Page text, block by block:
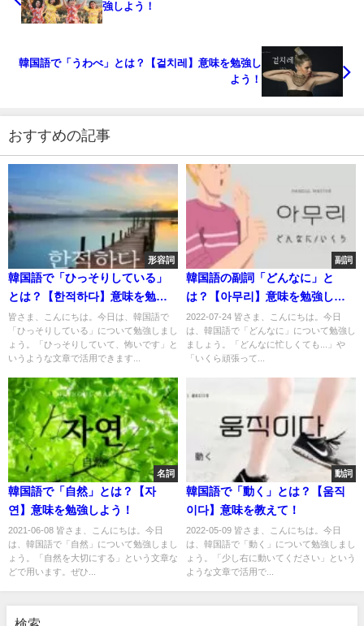
強しよう！
韓国語で「うわべ」とは？【겉치레】意味を勉強し
よう！
おすすめの記事
形容詞
韓国語で「ひっそりしている」
とは？【한적하다】意味を勉強
しよう！
皆さま、こんにちは。今日は、韓国語で
「ひっそりしている」について勉強しまし
ょう。「ひっそりしていて、怖いです」と
いうような文章で活用できます...
副詞
韓国語の副詞「どんなに」と
は？【아무리】意味を勉強しよ
う！
2022-07-24 皆さま、こんにちは。今日
は、韓国語で「どんなに」について勉強し
ましょう。「どんなに忙しくても...」や
「いくら頑張って...
名詞
韓国語で「自然」とは？【자
연】意味を勉強しよう！
2021-06-08 皆さま、こんにちは。今日
は、韓国語で「自然」について勉強しまし
ょう。「自然を大切にする」という文章な
どで用います。ぜひ...
動詞
韓国語で「動く」とは？【움직
이다】意味を教えて！
2022-05-09 皆さま、こんにちは。今日
は、韓国語で「動く」について勉強しまし
ょう。「少し右に動いてください」という
ような文章で活用で...